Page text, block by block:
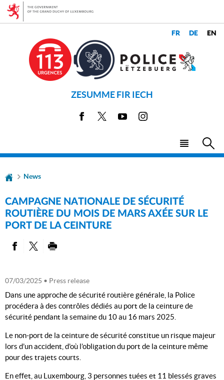
Go
Go
ZESUMME FIR IECH
Facebook YoutubeInstagram
Menu
LANGUE
News
CAMPAGNE NATIONALE DE SÉCURITÉ
ROUTIÈRE DU MOIS DE MARS AXÉE SUR LE
PORT DE LA CEINTURE
07/03/2025 • Press release
Dans une approche de sécurité routière générale, la Police
procédera à des contrôles dédiés au port de la ceinture de
sécurité pendant la semaine du 10 au 16 mars 2025.
Le non-port de la ceinture de sécurité constitue un risque majeur
lors d’un accident, d’où l’obligation du port de la ceinture même
pour des trajets courts.
En effet, au Luxembourg, 3 personnes tuées et 11 blessés graves